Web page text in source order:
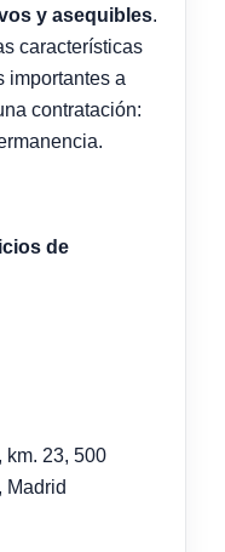
y asequibles.
características
importantes a
contratación:
de
km. 23, 500
Madrid